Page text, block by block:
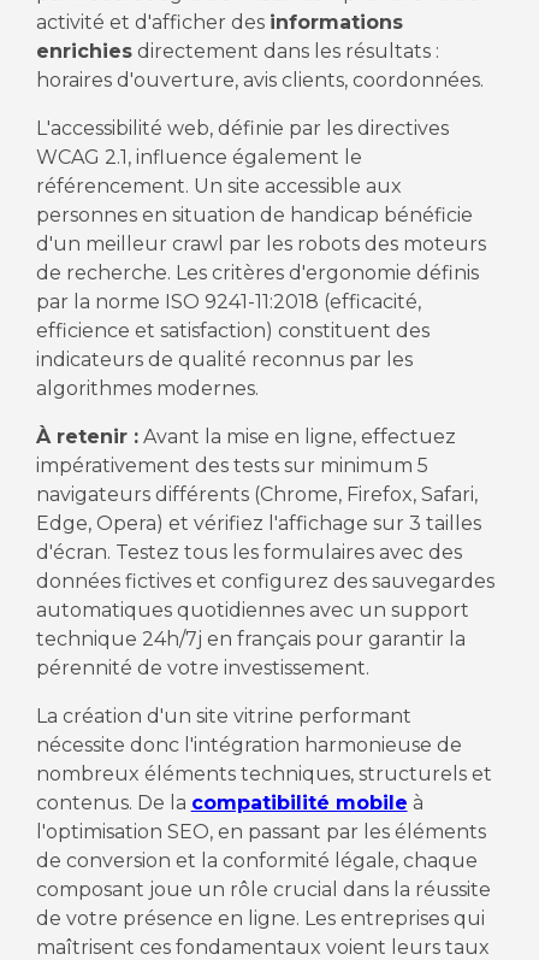
activité et d'afficher des informations
enrichiesdirectement dans les résultats :
horaires d'ouverture, avis clients, coordonnées.
L'accessibilité web, définie par les directives
WCAG 2.1, influence également le
référencement. Un site accessible aux
personnes en situation de handicap bénéficie
d'un meilleur crawl par les robots des moteurs
de recherche. Les critères d'ergonomie définis
par la norme ISO 9241-11:2018 (efficacité,
efficience et satisfaction) constituent des
indicateurs de qualité reconnus par les
algorithmes modernes.
À retenir :Avant la mise en ligne, effectuez
impérativement des tests sur minimum 5
navigateurs différents (Chrome, Firefox, Safari,
Edge, Opera) et vérifiez l'affichage sur 3 tailles
d'écran. Testez tous les formulaires avec des
données fictives et configurez des sauvegardes
automatiques quotidiennes avec un support
technique 24h/7j en français pour garantir la
pérennité de votre investissement.
La création d'un site vitrine performant
nécessite donc l'intégration harmonieuse de
nombreux éléments techniques, structurels et
contenus. De la compatibilité mobile à
l'optimisation SEO, en passant par les éléments
de conversion et la conformité légale, chaque
composant joue un rôle crucial dans la réussite
de votre présence en ligne. Les entreprises qui
maîtrisent ces fondamentaux voient leurs taux